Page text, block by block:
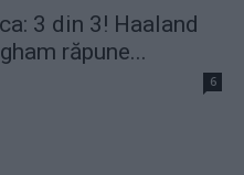
3 din 3! Haaland
răpune...
6